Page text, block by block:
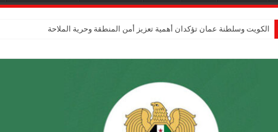
الكويت وسلطنة عمان تؤكدان أهمية تعزيز أمن المنطقة وحرية الملاحة